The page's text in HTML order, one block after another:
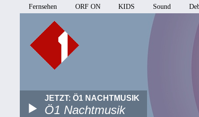
Fernsehen ORF ON KIDS Sound
JETZT: Ö1 NACHTMUSIK
Ö1 Nachtmusik